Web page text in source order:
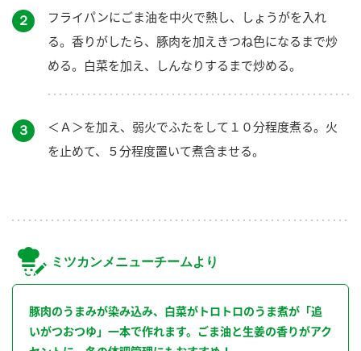
２
フライパンにごま油を中火で熱し、しょうがを入れ
る。香りがしたら、豚肉を加えきつね色になるまで炒
める。白菜を加え、しんなりするまで炒める。
３
＜Ａ＞を加え、弱火でふたをして１０分程度煮る。火
を止めて、５分程度置いて煮含ませる。
ミツカンメニューチームより
豚肉のうまみが染み込み、白菜がトロトロのうま煮が「追
いがつおつゆ」一本で作れます。ごま油と生姜の香りがアク